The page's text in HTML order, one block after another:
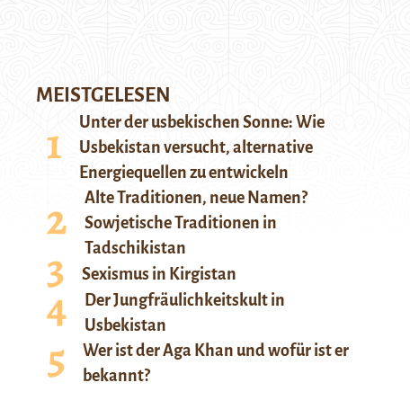
MEISTGELESEN
Unter der usbekischen Sonne: Wie
Usbekistan versucht, alternative
Energiequellen zu entwickeln
Alte Traditionen, neue Namen?
Sowjetische Traditionen in
Tadschikistan
Sexismus in Kirgistan
Der Jungfräulichkeitskult in
Usbekistan
Wer ist der Aga Khan und wofür ist er
bekannt?